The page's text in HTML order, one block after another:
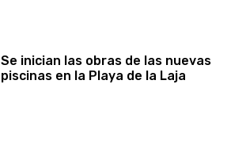
Se inician las obras de las nuevas
piscinas en la Playa de la Laja